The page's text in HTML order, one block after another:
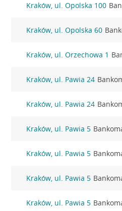
Kraków, ul. Opolska 100
Kraków, ul. Opolska 60
Kraków, ul. Orzechowa 1
Kraków, ul. Pawia 24
Kraków, ul. Pawia 24
Kraków, ul. Pawia 5
Kraków, ul. Pawia 5
Kraków, ul. Pawia 5
Kraków, ul. Pawia 5